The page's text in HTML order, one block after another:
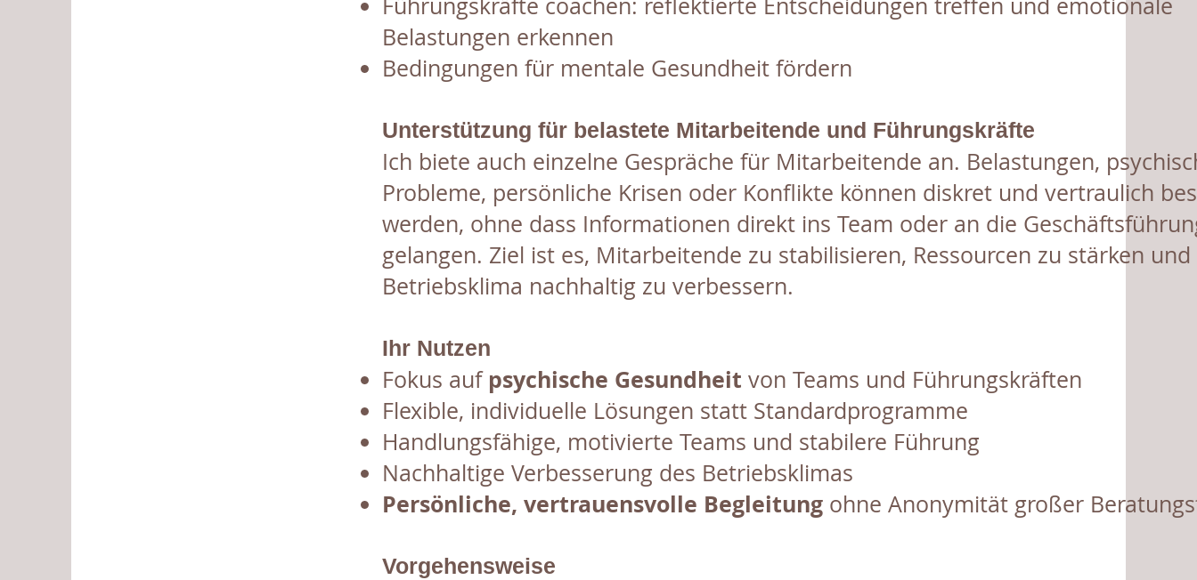
Führungskräfte coachen: reflektierte Entscheidungen treffen und emotionale
Belastungen erkennen
Bedingungen für mentale Gesundheit fördern
Unterstützung für belastete Mitarbeitende und Führungskräfte
Ich biete auch einzelne Gespräche für Mitarbeitende an. Belastungen,
Probleme, persönliche Krisen oder Konflikte können diskret und vertraulich
werden, ohne dass Informationen direkt ins Team oder an die
gelangen. Ziel ist es, Mitarbeitende zu stabilisieren, Ressourcen zu stärken und
Betriebsklima nachhaltig zu verbessern.
Ihr Nutzen
Fokus auf psychische Gesundheit von Teams und Führungskräften
Flexible, individuelle Lösungen statt Standardprogramme
Handlungsfähige, motivierte Teams und stabilere Führung
Nachhaltige Verbesserung des Betriebsklimas
Persönliche, vertrauensvolle Begleitung ohne Anonymität großer
Vorgehensweise